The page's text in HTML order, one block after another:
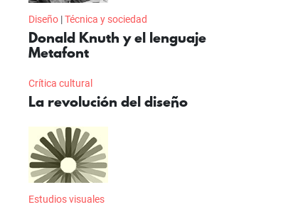
Diseño|Técnica y sociedad
Donald Knuth y el lenguaje
Metafont
Crítica cultural
La revolución del diseño
Estudios visuales